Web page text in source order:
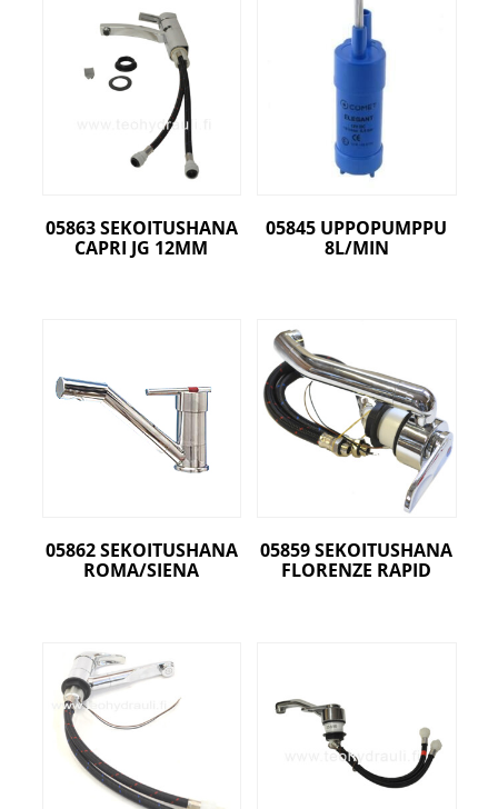
05863 SEKOITUSHANA
CAPRI JG 12MM
05845 UPPOPUMPPU
8L/MIN
05862 SEKOITUSHANA
ROMA/SIENA
05859 SEKOITUSHANA
FLORENZE RAPID